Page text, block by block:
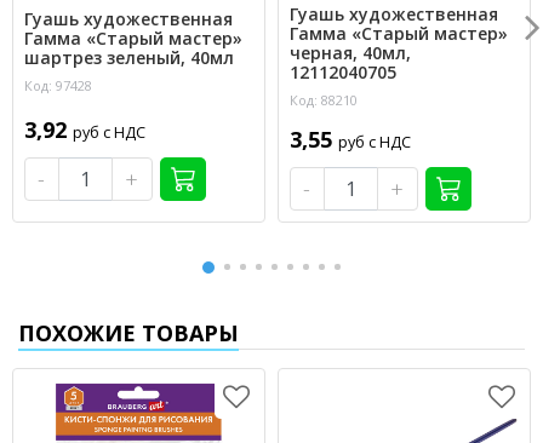
Гуашь художественная
Гамма «Старый мастер»
шартрез зеленый, 40мл
Код: 97428
3,92 руб с НДС
- +
Гуашь художественная
Гамма «Старый мастер»
черная, 40мл,
12112040705
Код: 88210
3,55 руб с НДС
- +
ПОХОЖИЕ ТОВАРЫ